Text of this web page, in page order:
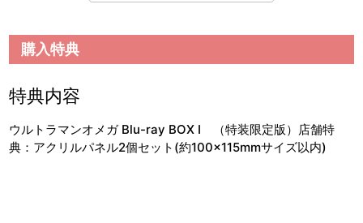
購入特典
特典内容
ウルトラマンオメガ Blu-ray BOX Ⅰ （特装限定版）店舗特
典：アクリルパネル2個セット(約100×115mmサイズ以内)